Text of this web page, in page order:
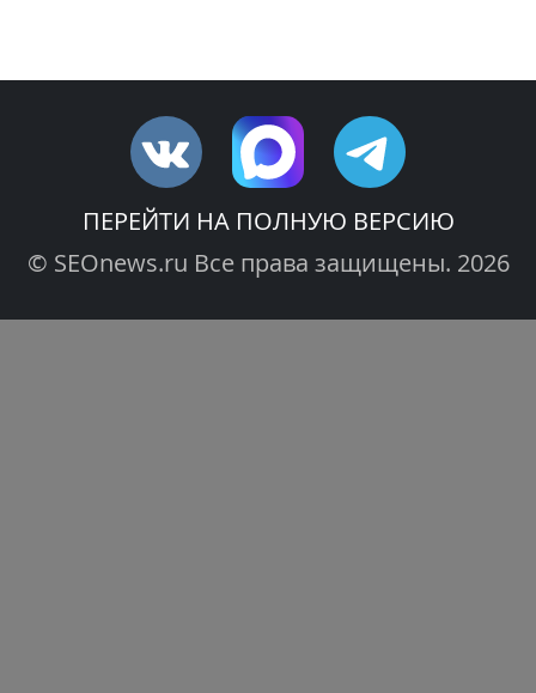
ПЕРЕЙТИ НА ПОЛНУЮ ВЕРСИЮ
© SEOnews.ru Все права защищены. 2026